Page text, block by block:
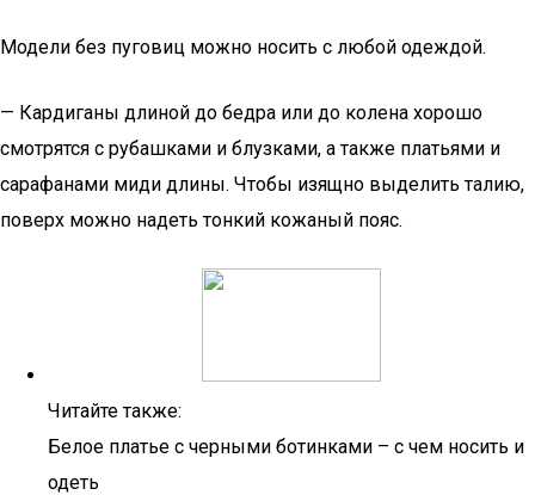
Модели без пуговиц можно носить с любой одеждой.
— Кардиганы длиной до бедра или до колена хорошо
смотрятся с рубашками и блузками, а также платьями и
сарафанами миди длины. Чтобы изящно выделить талию,
поверх можно надеть тонкий кожаный пояс.
Читайте также:
Белое платье с черными ботинками – с чем носить и
одеть